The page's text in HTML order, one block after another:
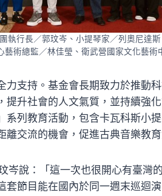
執行長／郭玟岑、小提琴家／列奧尼達
藝術總監／林佳瑩、衛武營國家文化藝術
力支持。基金會長期致力於推動
提升社會的人文氣質，並持續強
系列教育活動，包含卡瓦科斯小
離交流的機會，促進古典音樂教
岑說：「這一次也很開心有臺
套節目能在國內於同一週末巡迴